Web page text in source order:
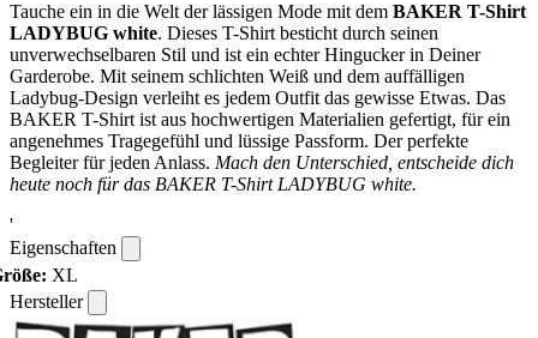
Tauche ein in die Welt der lässigen Mode mit dem BAKER T-Shirt
LADYBUG white. Dieses T-Shirt besticht durch seinen
unverwechselbaren Stil und ist ein echter Hingucker in Deiner
Garderobe. Mit seinem schlichten Weiß und dem auffälligen
Ladybug-Design verleiht es jedem Outfit das gewisse Etwas. Das
BAKER T-Shirt ist aus hochwertigen Materialien gefertigt, für ein
angenehmes Tragegefühl und lüssige Passform. Der perfekte
Begleiter für jeden Anlass. Mach den Unterschied, entscheide dich
heute noch für das BAKER T-Shirt LADYBUG white.
'
Eigenschaften
XL
Hersteller